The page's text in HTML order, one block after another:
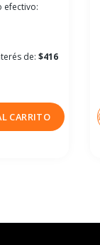
efectivo:
de: $416
CARRITO